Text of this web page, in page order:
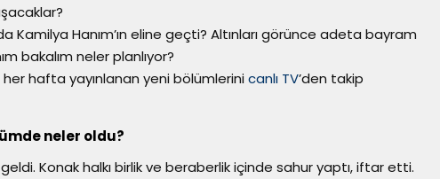
Kamilya Hanım’ın eline geçti? Altınları görünce adeta bayram
bakalım neler planlıyor?
her hafta yayınlanan yeni bölümlerinicanlı TV’den takip
neler oldu?
Konak halkı birlik ve beraberlik içinde sahur yaptı, iftar etti.